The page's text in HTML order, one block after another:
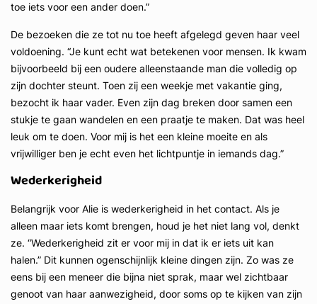
toe iets voor een ander doen.”
De bezoeken die ze tot nu toe heeft afgelegd geven haar veel
voldoening. “Je kunt echt wat betekenen voor mensen. Ik kwam
bijvoorbeeld bij een oudere alleenstaande man die volledig op
zijn dochter steunt. Toen zij een weekje met vakantie ging,
bezocht ik haar vader. Even zijn dag breken door samen een
stukje te gaan wandelen en een praatje te maken. Dat was heel
leuk om te doen. Voor mij is het een kleine moeite en als
vrijwilliger ben je echt even het lichtpuntje in iemands dag.”
Wederkerigheid
Belangrijk voor Alie is wederkerigheid in het contact. Als je
alleen maar iets komt brengen, houd je het niet lang vol, denkt
ze. “Wederkerigheid zit er voor mij in dat ik er iets uit kan
halen.” Dit kunnen ogenschijnlijk kleine dingen zijn. Zo was ze
eens bij een meneer die bijna niet sprak, maar wel zichtbaar
genoot van haar aanwezigheid, door soms op te kijken van zijn